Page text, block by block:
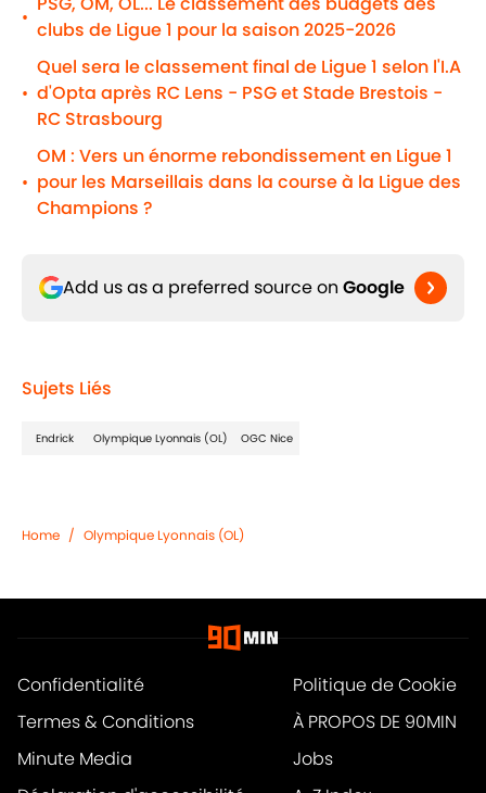
• clubs de Ligue 1 pour la saison 2025-2026
•
Quel sera le classement final de Ligue 1 selon l'I.A
d'Opta après RC Lens - PSG et Stade Brestois -
RC Strasbourg
•
OM : Vers un énorme rebondissement en Ligue 1
pour les Marseillais dans la course à la Ligue des
Champions ?
Add us as a preferred source on Google
Sujets Liés
Endrick Olympique Lyonnais (OL) OGC Nice
Home / Olympique Lyonnais (OL)
Confidentialité
Politique de Cookie
Termes & Conditions
À PROPOS DE 90MIN
Minute Media
Jobs